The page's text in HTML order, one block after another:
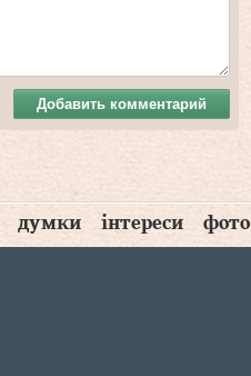
Добавить комментарий
думки інтереси фото